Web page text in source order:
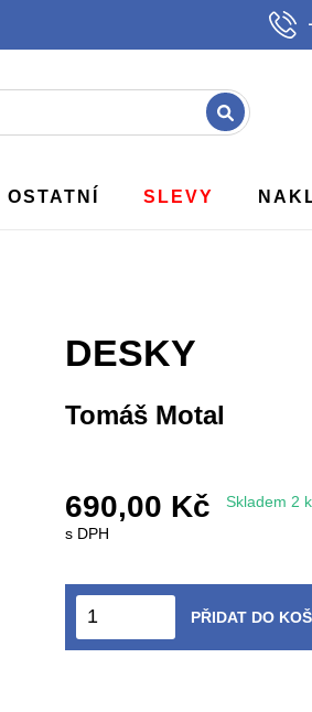
OSTATNÍ SLEVY
DESKY
Tomáš Motal
690,00 Kč
Skladem 2
s DPH
PŘIDAT DO